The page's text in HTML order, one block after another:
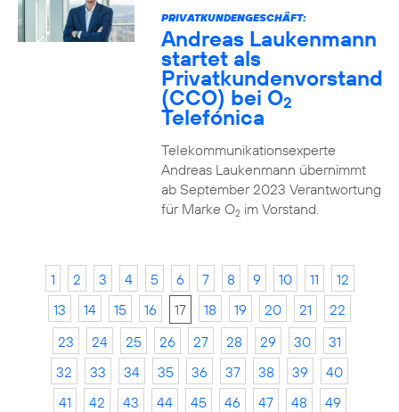
PRIVATKUNDENGESCHÄFT:
Andreas Laukenmann
startet als
Privatkundenvorstand
(CCO) bei O2
Telefónica
Telekommunikationsexperte
Andreas Laukenmann übernimmt
ab September 2023 Verantwortung
für Marke O2im Vorstand.
1 2 3 4 5 6 7 8 9 10 11
12
13
14 15 16 17 18 19 20 21
22
23
24 25 26 27 28 29 30
31
32
33 34 35 36 37 38 39
40
41
42 43 44 45 46 47 48
49